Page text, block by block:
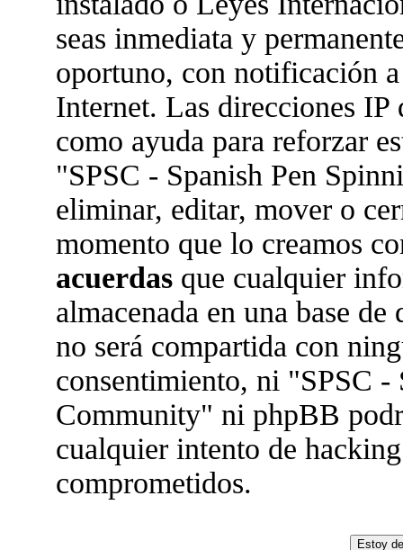
seas inmediata y
oportuno, con notificación
Internet. Las direcciones IP
como ayuda para reforzar
"SPSC - Spanish Pen
eliminar, editar, mover o
momento que lo creamos
acuerdas que cualquier
almacenada en una base
no será compartida con
consentimiento, ni "SPSC -
Community" ni phpBB
cualquier intento de
comprometidos.